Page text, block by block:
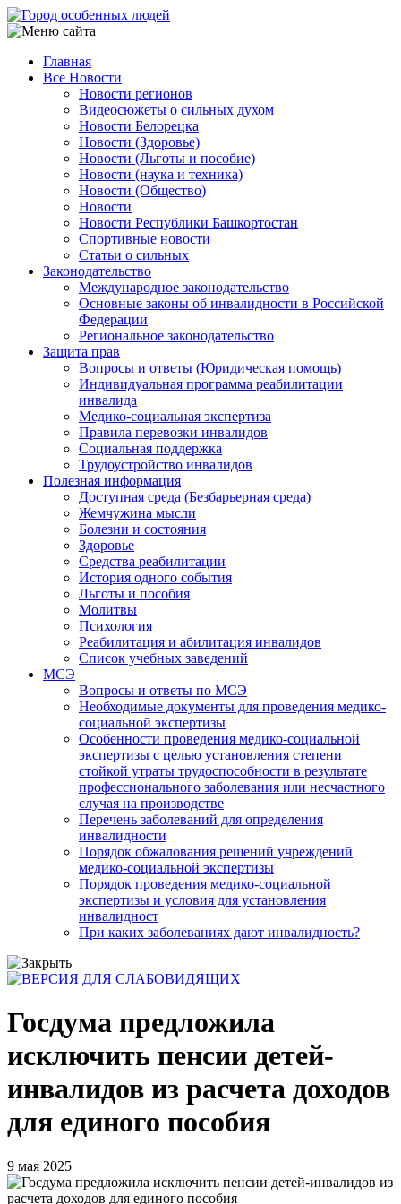
Перейти
к
содержанию
Main
navigation
Главная
Все Новости
Новости регионов
Видеосюжеты о сильных духом
Новости Белорецка
Новости (Здоровье)
Новости (Льготы и пособие)
Новости (наука и техника)
Новости (Общество)
Новости
Новости Республики Башкортостан
Спортивные новости
Статьи о сильных
Законодательство
Международное законодательство
Основные законы об инвалидности в Российской
Федерации
Региональное законодательство
Защита прав
Вопросы и ответы (Юридическая помощь)
Индивидуальная программа реабилитации
инвалида
Медико-социальная экспертиза
Правила перевозки инвалидов
Социальная поддержка
Трудоустройство инвалидов
Полезная информация
Доступная среда (Безбарьерная среда)
Жемчужина мысли
Болезни и состояния
Здоровье
Средства реабилитации
История одного события
Льготы и пособия
Молитвы
Психология
Реабилитация и абилитация инвалидов
Список учебных заведений
МСЭ
Вопросы и ответы по МСЭ
Необходимые документы для проведения медико-
социальной экспертизы
Особенности проведения медико-социальной
экспертизы с целью установления степени
стойкой утраты трудоспособности в результате
профессионального заболевания или несчастного
случая на производстве
Перечень заболеваний для определения
инвалидности
Порядок обжалования решений учреждений
медико-социальной экспертизы
Порядок проведения медико-социальной
экспертизы и условия для установления
инвалидност
При каких заболеваниях дают инвалидность?
Госдума предложила
исключить пенсии детей-
инвалидов из расчета доходов
для единого пособия
9 мая 2025